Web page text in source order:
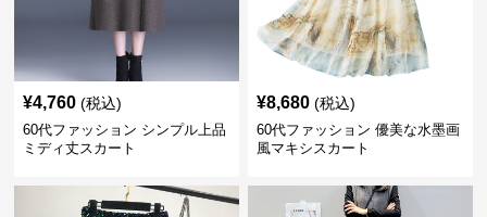
¥4,760 (税込)
60代ファッション シンプル上品
ミディ丈スカート
¥8,680 (税込)
60代ファッション 優美な水墨画
風マキシスカート